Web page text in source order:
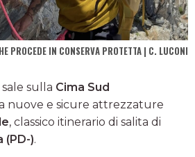
PROCEDE IN CONSERVA PROTETTA | C. LUCONI
sulla Cima Sud
nuove e sicure attrezzature
, classico itinerario di salita di
).